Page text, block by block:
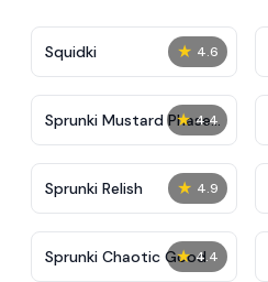
★ 4.6
Squidki
★ 4.4
Sprunki Mustard Phase
2
★ 4.9
Sprunki Relish
★ 4.4
Sprunki Chaotic Good